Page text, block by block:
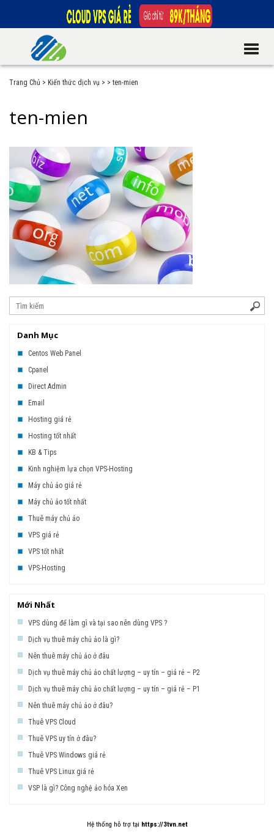
Trang Chủ > Kiến thức dịch vụ > > ten-mien
ten-mien
Danh Mục
Centos Web Panel
Cpanel
Direct Admin
Email
Hosting giá rẻ
Hosting tốt nhất
KB & Tips
Kinh nghiệm lựa chọn VPS-Hosting
Máy chủ ảo giá rẻ
Máy chủ ảo tốt nhất
Thuê máy chủ ảo
VPS giá rẻ
VPS tốt nhất
VPS-Hosting
Mới Nhất
VPS dùng để làm gì và tại sao nên dùng VPS ?
Dịch vụ thuê máy chủ ảo là gì?
Nên thuê máy chủ ảo ở đâu
Dịch vụ thuê máy chủ ảo chất lượng – uy tín – giá rẻ – P2
Dịch vụ thuê máy chủ ảo chất lượng – uy tín – giá rẻ – P1
Nên thuê máy chủ ảo ở đâu?
Thuê VPS Cloud
Thuê VPS uy tín ở đâu?
Thuê VPS Windows giá rẻ
Thuê VPS Linux giá rẻ
VSP là gì? Công nghệ ảo hóa Xen
Hệ thống hỗ trợ tại https://3tvn.net